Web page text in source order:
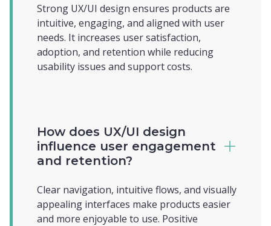
Strong UX/UI design ensures products are
intuitive, engaging, and aligned with user
needs. It increases user satisfaction,
adoption, and retention while reducing
usability issues and support costs.
How does UX/UI design
influence user engagement
and retention?
Clear navigation, intuitive flows, and visually
appealing interfaces make products easier
and more enjoyable to use. Positive